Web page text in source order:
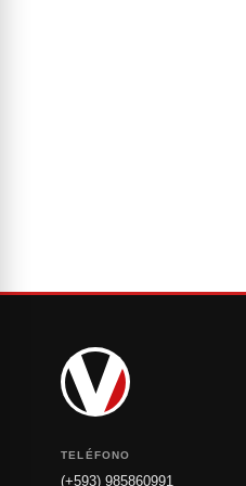
TELÉFONO
(+593) 985860991